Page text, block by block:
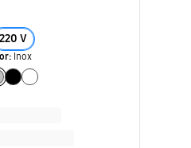
220 V
: Inox